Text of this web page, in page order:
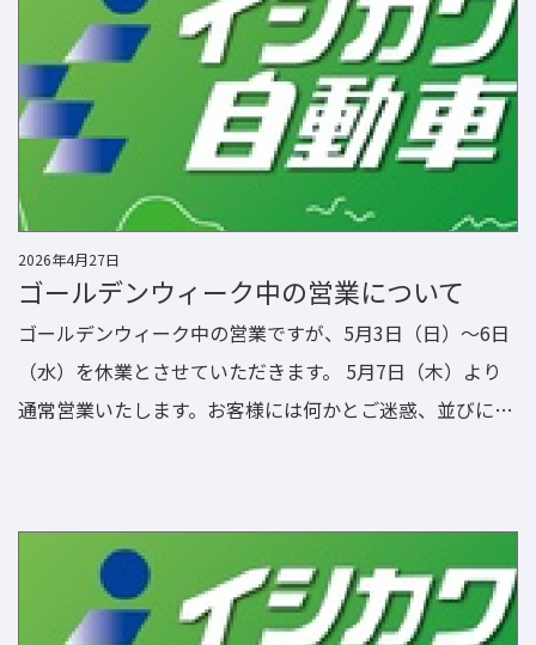
2026年4月27日
ゴールデンウィーク中の営業について
ゴールデンウィーク中の営業ですが、5月3日（日）～6日
（水）を休業とさせていただきます。 5月7日（木）より
通常営業いたします。お客様には何かとご迷惑、並びにご